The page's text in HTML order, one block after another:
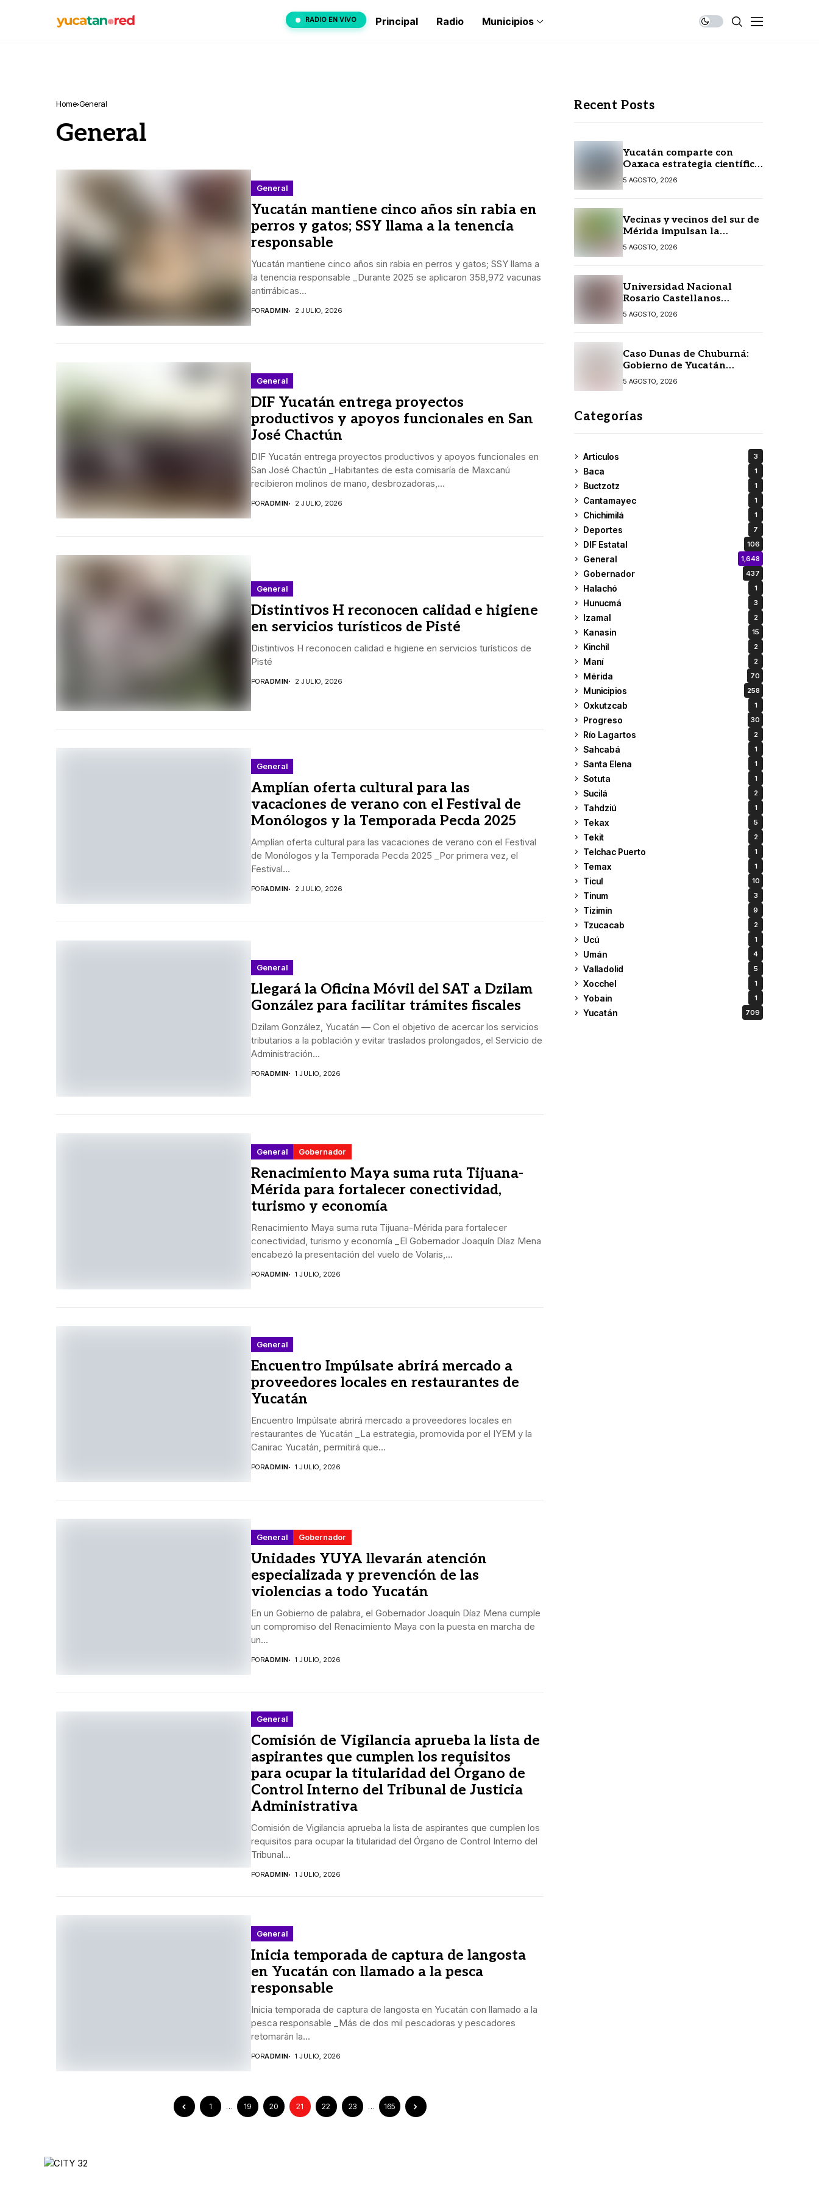
RADIO EN VIVO Principal Radio Municipios
Home General
General
General
Yucatán mantiene cinco años sin rabia en
perros y gatos; SSY llama a la tenencia
responsable
Yucatán mantiene cinco años sin rabia en perros y gatos; SSY llama a
la tenencia responsable _Durante 2025 se aplicaron 358,972 vacunas
antirrábicas...
PORADMIN 2 JULIO, 2026
General
DIF Yucatán entrega proyectos
productivos y apoyos funcionales en San
José Chactún
DIF Yucatán entrega proyectos productivos y apoyos funcionales en
San José Chactún _Habitantes de esta comisaría de Maxcanú
recibieron molinos de mano, desbrozadoras,...
PORADMIN 2 JULIO, 2026
General
Distintivos H reconocen calidad e higiene
en servicios turísticos de Pisté
Distintivos H reconocen calidad e higiene en servicios turísticos de
Pisté
PORADMIN 2 JULIO, 2026
General
Amplían oferta cultural para las
vacaciones de verano con el Festival de
Monólogos y la Temporada Pecda 2025
Amplían oferta cultural para las vacaciones de verano con el Festival
de Monólogos y la Temporada Pecda 2025 _Por primera vez, el
Festival...
PORADMIN 2 JULIO, 2026
General
Llegará la Oficina Móvil del SAT a Dzilam
González para facilitar trámites fiscales
Dzilam González, Yucatán — Con el objetivo de acercar los servicios
tributarios a la población y evitar traslados prolongados, el Servicio de
Administración...
PORADMIN 1 JULIO, 2026
General Gobernador
Renacimiento Maya suma ruta Tijuana-
Mérida para fortalecer conectividad,
turismo y economía
Renacimiento Maya suma ruta Tijuana-Mérida para fortalecer
conectividad, turismo y economía _El Gobernador Joaquín Díaz Mena
encabezó la presentación del vuelo de Volaris,...
PORADMIN 1 JULIO, 2026
General
Encuentro Impúlsate abrirá mercado a
proveedores locales en restaurantes de
Yucatán
Encuentro Impúlsate abrirá mercado a proveedores locales en
restaurantes de Yucatán _La estrategia, promovida por el IYEM y la
Canirac Yucatán, permitirá que...
PORADMIN 1 JULIO, 2026
General Gobernador
Unidades YUYA llevarán atención
especializada y prevención de las
violencias a todo Yucatán
En un Gobierno de palabra, el Gobernador Joaquín Díaz Mena cumple
un compromiso del Renacimiento Maya con la puesta en marcha de
un...
PORADMIN 1 JULIO, 2026
General
Comisión de Vigilancia aprueba la lista de
aspirantes que cumplen los requisitos
para ocupar la titularidad del Órgano de
Control Interno del Tribunal de Justicia
Administrativa
Comisión de Vigilancia aprueba la lista de aspirantes que cumplen los
requisitos para ocupar la titularidad del Órgano de Control Interno del
Tribunal...
PORADMIN 1 JULIO, 2026
General
Inicia temporada de captura de langosta
en Yucatán con llamado a la pesca
responsable
Inicia temporada de captura de langosta en Yucatán con llamado a la
pesca responsable _Más de dos mil pescadoras y pescadores
retomarán la...
PORADMIN 1 JULIO, 2026
1 … 19 20 21 22 23 … 165
Recent Posts
Yucatán comparte con
Oaxaca estrategia científica
para prevenir
enfermedades transmitidas
5 AGOSTO, 2026
Vecinas y vecinos del sur de
Mérida impulsan la
recuperación de espacios
comunitarios
5 AGOSTO, 2026
Universidad Nacional
Rosario Castellanos
extiende convocatoria de
ingreso al 31 de agosto
5 AGOSTO, 2026
Caso Dunas de Chuburná:
Gobierno de Yucatán
detalla el expediente y
confirma revisión de
5 AGOSTO, 2026
Categorías
Articulos 3
Baca 1
Buctzotz 1
Cantamayec 1
Chichimilá 1
Deportes 7
DIF Estatal 106
General 1,648
Gobernador 437
Halachó 1
Hunucmá 3
Izamal 2
Kanasin 15
Kinchil 2
Maní 2
Mérida 70
Municipios 258
Oxkutzcab 1
Progreso 30
Río Lagartos 2
Sahcabá 1
Santa Elena 1
Sotuta 1
Sucilá 2
Tahdziú 1
Tekax 5
Tekit 2
Telchac Puerto 1
Temax 1
Ticul 10
Tinum 3
Tizimín 9
Tzucacab 2
Ucú 1
Umán 4
Valladolid 5
Xocchel 1
Yobain 1
Yucatán 709